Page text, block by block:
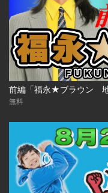
前編「福永★ブラウン
無料